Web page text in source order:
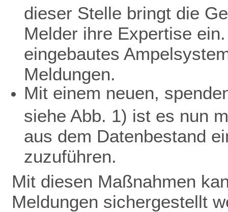
dieser Stelle bringt die
Melder ihre Expertise
eingebautes
Meldungen.
Mit einem neuen,
siehe Abb. 1) ist es nun
aus dem Datenbestand
zuzuführen.
Mit diesen Maßnahmen
Meldungen sichergestellt